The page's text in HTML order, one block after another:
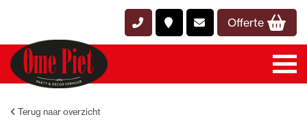
Offerte
Terug naar overzicht